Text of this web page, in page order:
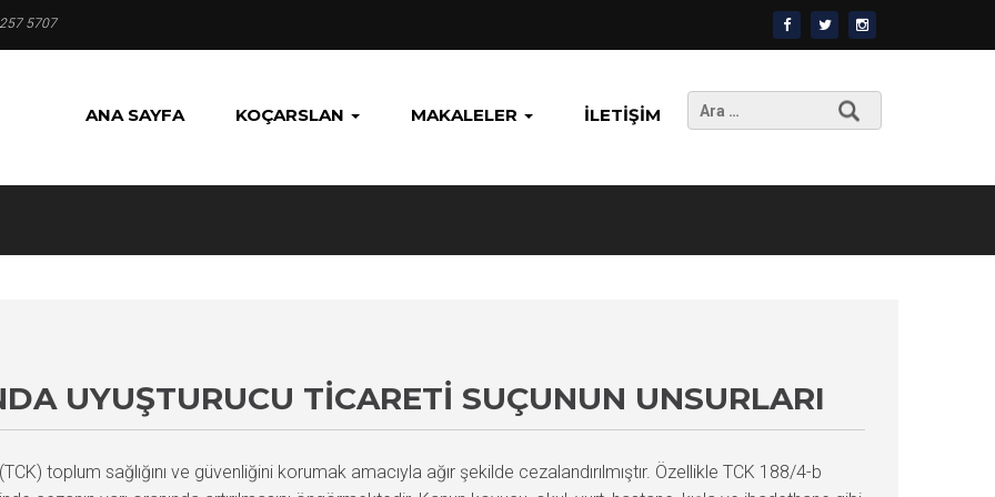
5707
ANA SAYFA KOÇARSLAN MAKALELER İLETIŞIM
Arama:
UYUŞTURUCU TICARETI SUÇUNUN UNSURLARI
toplum sağlığını ve güvenliğini korumak amacıyla ağır şekilde cezalandırılmıştır. Özellikle TCK 188/4-b